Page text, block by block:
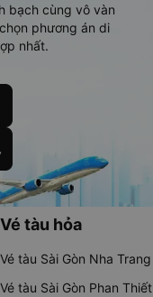
bạch cùng vô vàn
phương án di
nhất.
Vé tàu hỏa
Vé tàu Sài Gòn Nha Trang
Vé tàu Sài Gòn Phan Thiết